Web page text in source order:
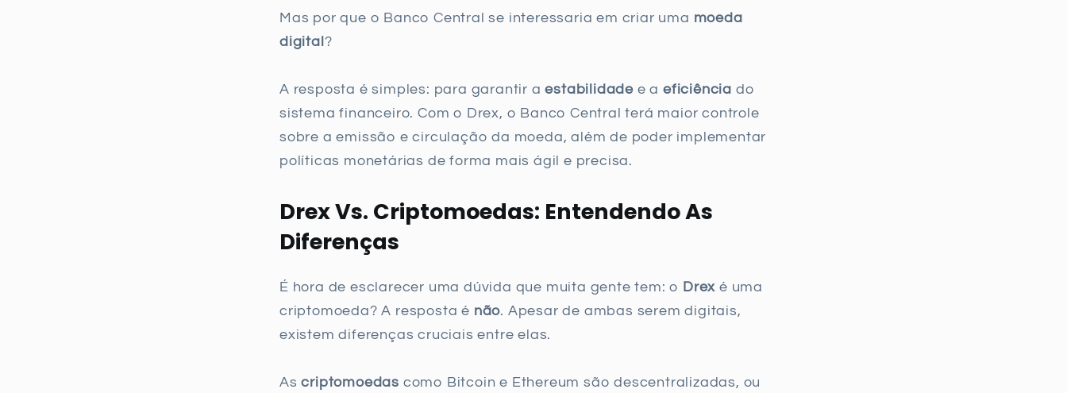
Mas por que o Banco Central se interessaria em criar uma moeda
digital ?
A resposta é simples: para garantir aestabilidade e aeficiência do
sistema financeiro. Com o Drex, o Banco Central terá maior controle
sobre a emissão e circulação da moeda, além de poder implementar
políticas monetárias de forma mais ágil e precisa.
Drex Vs. Criptomoedas: Entendendo As
Diferenças
É hora de esclarecer uma dúvida que muita gente tem: o Drex é uma
criptomoeda? A resposta é não. Apesar de ambas serem digitais,
existem diferenças cruciais entre elas.
Ascriptomoedas como Bitcoin e Ethereum são descentralizadas, ou